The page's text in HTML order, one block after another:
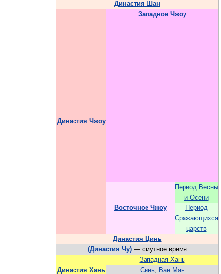
Династия Шан
Династия Чжоу
Западное Чжоу
Восточное Чжоу
Период Весны
и Осени
Период
Сражающихся
царств
Династия Цинь
(Династия Чу)— смутное время
Династия Хань
Западная Хань
Синь, Ван Ман